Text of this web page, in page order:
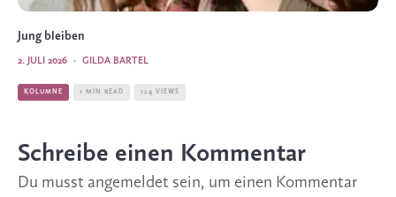
Jung bleiben
GILDA BARTEL
·
2. JULI 2026
KOLUMNE 1 MIN READ 124 VIEWS
Schreibe einen Kommentar
Du musst angemeldet sein, um einen Kommentar